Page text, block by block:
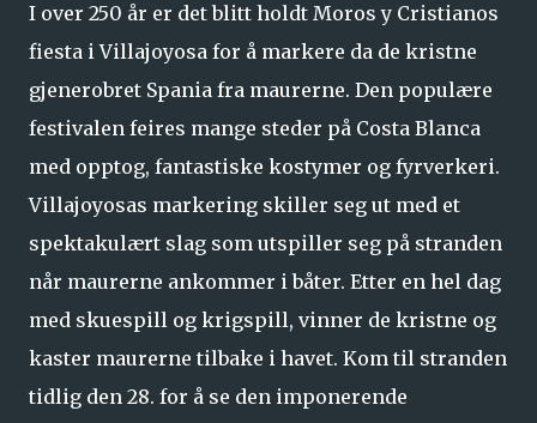
I over 250 år er det blitt holdt Moros y Cristianos
fiesta i Villajoyosa for å markere da de kristne
gjenerobret Spania fra maurerne. Den populære
festivalen feires mange steder på Costa Blanca
med opptog, fantastiske kostymer og fyrverkeri.
Villajoyosas markering skiller seg ut med et
spektakulært slag som utspiller seg på stranden
når maurerne ankommer i båter. Etter en hel dag
med skuespill og krigspill, vinner de kristne og
kaster maurerne tilbake i havet. Kom til stranden
tidlig den 28. for å se den imponerende